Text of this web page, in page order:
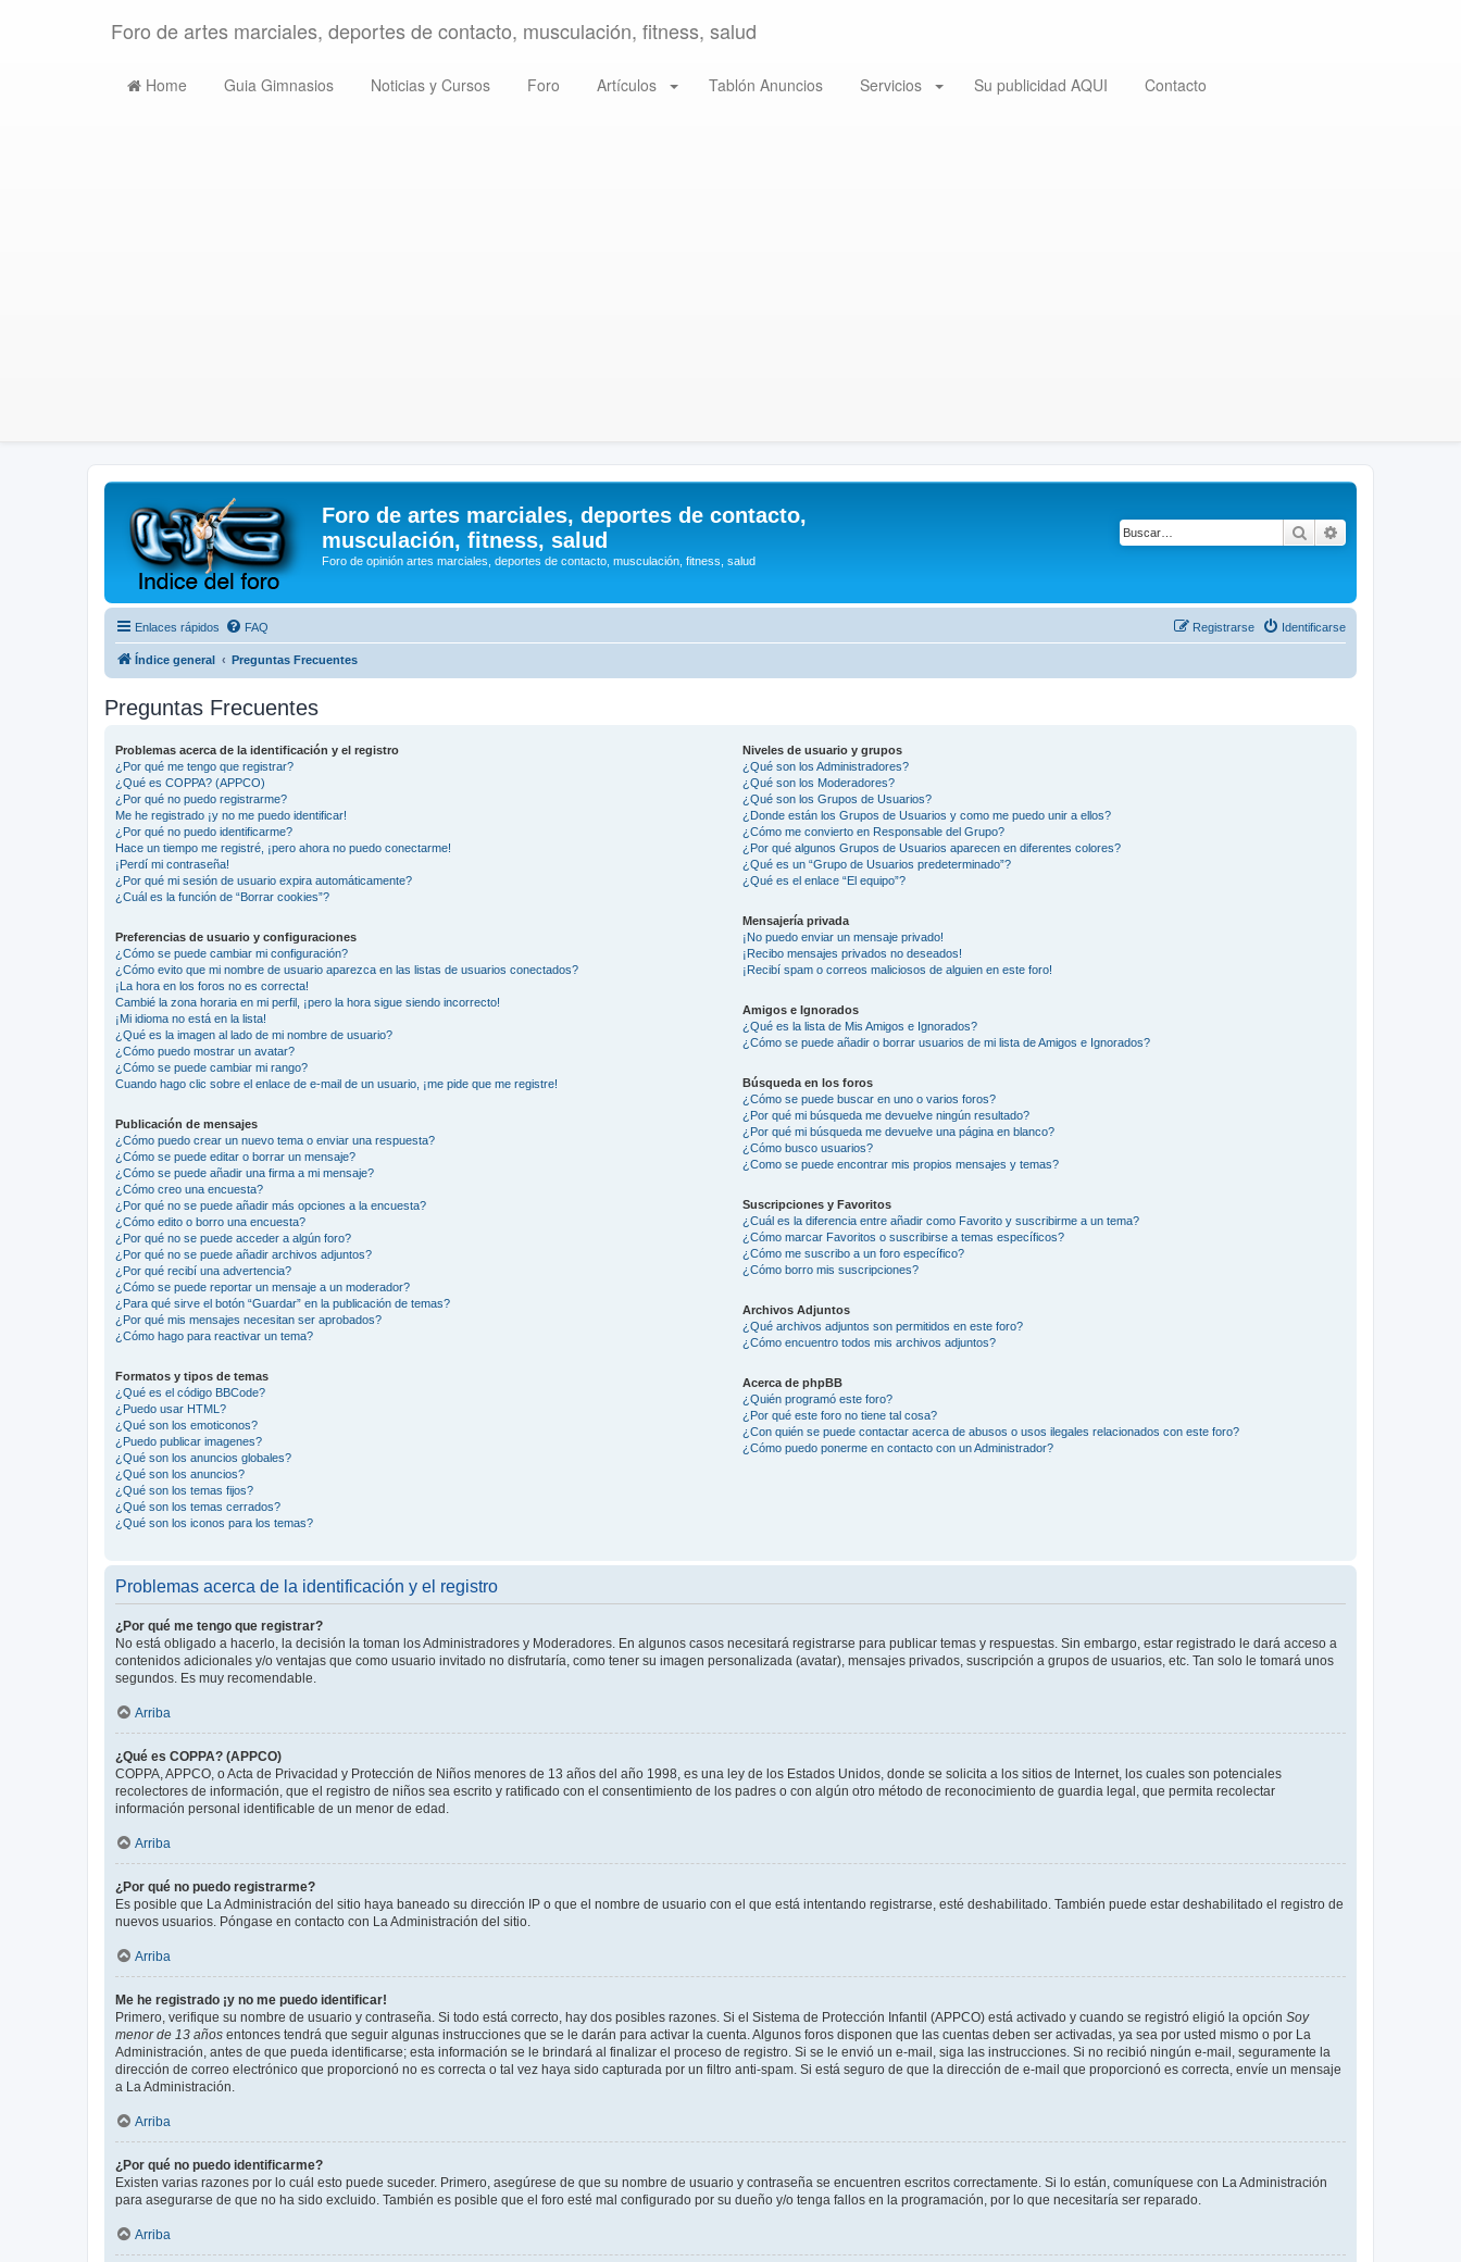
Foro de artes marciales, deportes de contacto, musculación, fitness, salud
Home Guia Gimnasios Noticias y Cursos Foro Artículos Tablón Anuncios Servicios Su publicidad AQUI Contacto
Foro de artes marciales, deportes de contacto,
musculación, fitness, salud
Foro de opinión artes marciales, deportes de contacto, musculación, fitness, salud
Buscar
Enlaces rápidos FAQ Identificarse
Registrarse
Índice general Preguntas Frecuentes
Preguntas Frecuentes
Problemas acerca de la identificación y el registro
¿Por qué me tengo que registrar?
¿Qué es COPPA? (APPCO)
¿Por qué no puedo registrarme?
Me he registrado ¡y no me puedo identificar!
¿Por qué no puedo identificarme?
Hace un tiempo me registré, ¡pero ahora no puedo conectarme!
¡Perdí mi contraseña!
¿Por qué mi sesión de usuario expira automáticamente?
¿Cuál es la función de “Borrar cookies”?
Preferencias de usuario y configuraciones
¿Cómo se puede cambiar mi configuración?
¿Cómo evito que mi nombre de usuario aparezca en las listas de usuarios conectados?
¡La hora en los foros no es correcta!
Cambié la zona horaria en mi perfil, ¡pero la hora sigue siendo incorrecto!
¡Mi idioma no está en la lista!
¿Qué es la imagen al lado de mi nombre de usuario?
¿Cómo puedo mostrar un avatar?
¿Cómo se puede cambiar mi rango?
Cuando hago clic sobre el enlace de e-mail de un usuario, ¡me pide que me registre!
Publicación de mensajes
¿Cómo puedo crear un nuevo tema o enviar una respuesta?
¿Cómo se puede editar o borrar un mensaje?
¿Cómo se puede añadir una firma a mi mensaje?
¿Cómo creo una encuesta?
¿Por qué no se puede añadir más opciones a la encuesta?
¿Cómo edito o borro una encuesta?
¿Por qué no se puede acceder a algún foro?
¿Por qué no se puede añadir archivos adjuntos?
¿Por qué recibí una advertencia?
¿Cómo se puede reportar un mensaje a un moderador?
¿Para qué sirve el botón “Guardar” en la publicación de temas?
¿Por qué mis mensajes necesitan ser aprobados?
¿Cómo hago para reactivar un tema?
Formatos y tipos de temas
¿Qué es el código BBCode?
¿Puedo usar HTML?
¿Qué son los emoticonos?
¿Puedo publicar imagenes?
¿Qué son los anuncios globales?
¿Qué son los anuncios?
¿Qué son los temas fijos?
¿Qué son los temas cerrados?
¿Qué son los iconos para los temas?
Niveles de usuario y grupos
¿Qué son los Administradores?
¿Qué son los Moderadores?
¿Qué son los Grupos de Usuarios?
¿Donde están los Grupos de Usuarios y como me puedo unir a ellos?
¿Cómo me convierto en Responsable del Grupo?
¿Por qué algunos Grupos de Usuarios aparecen en diferentes colores?
¿Qué es un “Grupo de Usuarios predeterminado”?
¿Qué es el enlace “El equipo”?
Mensajería privada
¡No puedo enviar un mensaje privado!
¡Recibo mensajes privados no deseados!
¡Recibí spam o correos maliciosos de alguien en este foro!
Amigos e Ignorados
¿Qué es la lista de Mis Amigos e Ignorados?
¿Cómo se puede añadir o borrar usuarios de mi lista de Amigos e Ignorados?
Búsqueda en los foros
¿Cómo se puede buscar en uno o varios foros?
¿Por qué mi búsqueda me devuelve ningún resultado?
¿Por qué mi búsqueda me devuelve una página en blanco?
¿Cómo busco usuarios?
¿Como se puede encontrar mis propios mensajes y temas?
Suscripciones y Favoritos
¿Cuál es la diferencia entre añadir como Favorito y suscribirme a un tema?
¿Cómo marcar Favoritos o suscribirse a temas específicos?
¿Cómo me suscribo a un foro específico?
¿Cómo borro mis suscripciones?
Archivos Adjuntos
¿Qué archivos adjuntos son permitidos en este foro?
¿Cómo encuentro todos mis archivos adjuntos?
Acerca de phpBB
¿Quién programó este foro?
¿Por qué este foro no tiene tal cosa?
¿Con quién se puede contactar acerca de abusos o usos ilegales relacionados con este foro?
¿Cómo puedo ponerme en contacto con un Administrador?
Problemas acerca de la identificación y el registro
¿Por qué me tengo que registrar?
No está obligado a hacerlo, la decisión la toman los Administradores y Moderadores. En algunos casos necesitará registrarse para publicar temas y respuestas. Sin embargo, estar registrado le dará acceso a
contenidos adicionales y/o ventajas que como usuario invitado no disfrutaría, como tener su imagen personalizada (avatar), mensajes privados, suscripción a grupos de usuarios, etc. Tan solo le tomará unos
segundos. Es muy recomendable.
Arriba
¿Qué es COPPA? (APPCO)
COPPA, APPCO, o Acta de Privacidad y Protección de Niños menores de 13 años del año 1998, es una ley de los Estados Unidos, donde se solicita a los sitios de Internet, los cuales son potenciales
recolectores de información, que el registro de niños sea escrito y ratificado con el consentimiento de los padres o con algún otro método de reconocimiento de guardia legal, que permita recolectar
información personal identificable de un menor de edad.
Arriba
¿Por qué no puedo registrarme?
Es posible que La Administración del sitio haya baneado su dirección IP o que el nombre de usuario con el que está intentando registrarse, esté deshabilitado. También puede estar deshabilitado el registro de
nuevos usuarios. Póngase en contacto con La Administración del sitio.
Arriba
Me he registrado ¡y no me puedo identificar!
Primero, verifique su nombre de usuario y contraseña. Si todo está correcto, hay dos posibles razones. Si el Sistema de Protección Infantil (APPCO) está activado y cuando se registró eligió la opción Soy
menor de 13 años entonces tendrá que seguir algunas instrucciones que se le darán para activar la cuenta. Algunos foros disponen que las cuentas deben ser activadas, ya sea por usted mismo o por La
Administración, antes de que pueda identificarse; esta información se le brindará al finalizar el proceso de registro. Si se le envió un e-mail, siga las instrucciones. Si no recibió ningún e-mail, seguramente la
dirección de correo electrónico que proporcionó no es correcta o tal vez haya sido capturada por un filtro anti-spam. Si está seguro de que la dirección de e-mail que proporcionó es correcta, envíe un mensaje
a La Administración.
Arriba
¿Por qué no puedo identificarme?
Existen varias razones por lo cuál esto puede suceder. Primero, asegúrese de que su nombre de usuario y contraseña se encuentren escritos correctamente. Si lo están, comuníquese con La Administración
para asegurarse de que no ha sido excluido. También es posible que el foro esté mal configurado por su dueño y/o tenga fallos en la programación, por lo que necesitaría ser reparado.
Arriba